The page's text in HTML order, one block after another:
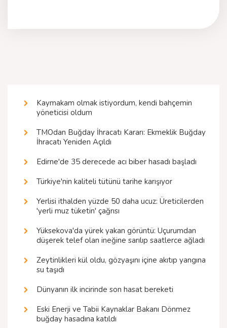
Kaymakam olmak istiyordum, kendi bahçemin
yöneticisi oldum
TMOdan Buğday İhracatı Kararı: Ekmeklik Buğday
İhracatı Yeniden Açıldı
Edirne'de 35 derecede acı biber hasadı başladı
Türkiye'nin kaliteli tütünü tarihe karışıyor
Yerlisi ithalden yüzde 50 daha ucuz: Üreticilerden
'yerli muz tüketin' çağrısı
Yüksekova'da yürek yakan görüntü: Uçurumdan
düşerek telef olan ineğine sarılıp saatlerce ağladı
Zeytinlikleri kül oldu, gözyaşını içine akıtıp yangına
su taşıdı
Dünyanın ilk incirinde son hasat bereketi
Eski Enerji ve Tabii Kaynaklar Bakanı Dönmez
buğday hasadına katıldı